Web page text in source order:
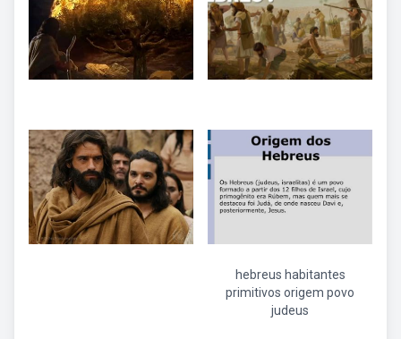
hebreus habitantes
primitivos origem povo
judeus